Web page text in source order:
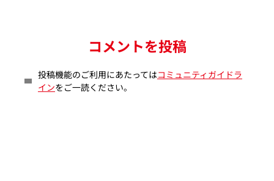
コメントを投稿
投稿機能のご利用にあたってはコミュニティガイドラ
インをご一読ください。